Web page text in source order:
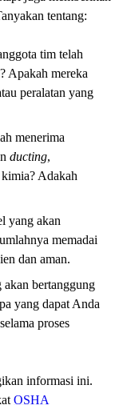
tentang:
tim telah
? Apakah mereka
peralatan yang
menerima
ducting,
kimia? Adakah
yang akan
memadai
dan aman.
akan bertanggung
yang dapat Anda
proses
informasi ini.
OSHA